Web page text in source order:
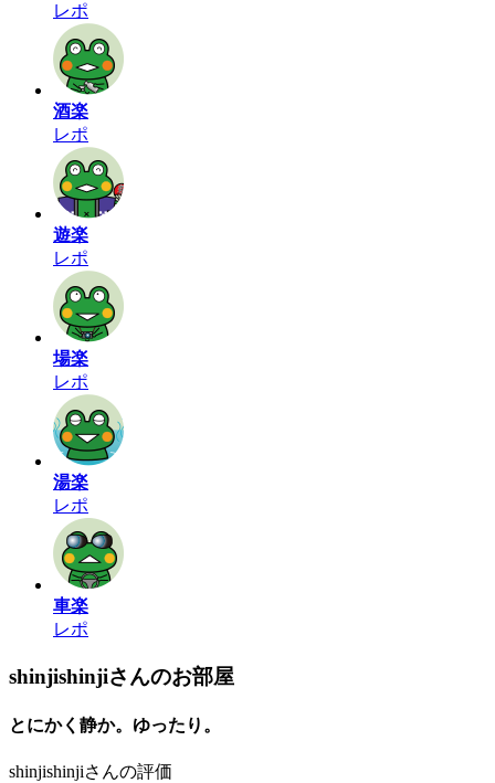
レポ
酒楽
レポ
遊楽
レポ
場楽
レポ
湯楽
レポ
車楽
レポ
shinjishinjiさんのお部屋
とにかく静か。ゆったり。
shinjishinjiさんの評価